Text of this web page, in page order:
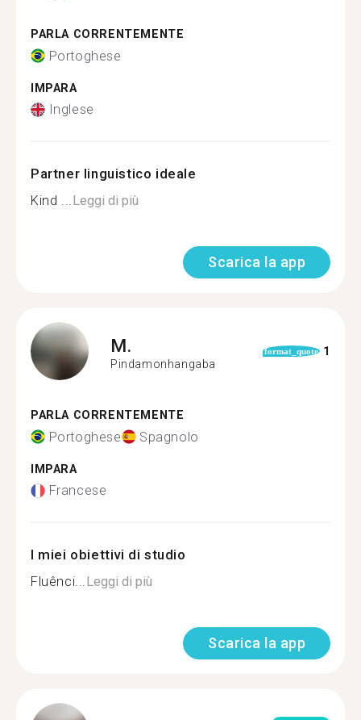
PARLA CORRENTEMENTE
Portoghese
IMPARA
Inglese
Partner linguistico ideale
Kind ...Leggi di più
Scarica la app
M.
Pindamonhangaba
format_quote 1
PARLA CORRENTEMENTE
Portoghese Spagnolo
IMPARA
Francese
I miei obiettivi di studio
Fluênci...Leggi di più
Scarica la app